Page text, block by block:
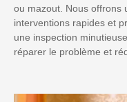
ou mazout. Nous offrons
interventions rapides et
une inspection
réparer le problème et